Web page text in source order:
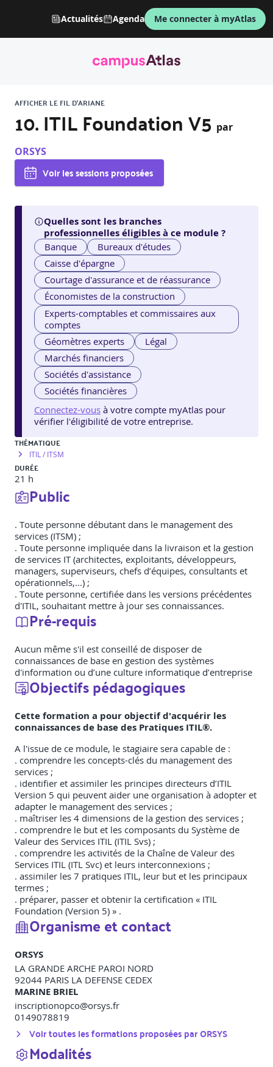
Actualités Agenda Me connecter à myAtlas
AFFICHER LE FIL D'ARIANE
10. ITIL Foundation V5 par
ORSYS
Voir les sessions proposées
Quelles sont les branches
professionnelles éligibles à ce module ?
Banque
Bureaux d'études
Caisse d'épargne
Courtage d'assurance et de réassurance
Économistes de la construction
Experts-comptables et commissaires aux
comptes
Géomètres experts
Légal
Marchés financiers
Sociétés d'assistance
Sociétés financières
Connectez-vous à votre compte myAtlas pour
vérifier l'éligibilité de votre entreprise.
THÉMATIQUE
ITIL / ITSM
DURÉE
21 h
Public
. Toute personne débutant dans le management des
services (ITSM) ;
. Toute personne impliquée dans la livraison et la gestion
de services IT (architectes, exploitants, développeurs,
managers, superviseurs, chefs d’équipes, consultants et
opérationnels,...) ;
. Toute personne, certifiée dans les versions précédentes
d'ITIL, souhaitant mettre à jour ses connaissances.
Pré-requis
Aucun même s'il est conseillé de disposer de
connaissances de base en gestion des systèmes
d'information ou d’une culture informatique d’entreprise
Objectifs pédagogiques
Cette formation a pour objectif d'acquérir les
connaissances de base des Pratiques ITIL®.
A l'issue de ce module, le stagiaire sera capable de :
. comprendre les concepts-clés du management des
services ;
. identifier et assimiler les principes directeurs d’ITIL
Version 5 qui peuvent aider une organisation à adopter et
adapter le management des services ;
. maîtriser les 4 dimensions de la gestion des services ;
. comprendre le but et les composants du Système de
Valeur des Services ITIL (ITIL Svs) ;
. comprendre les activités de la Chaîne de Valeur des
Services ITIL (ITL Svc) et leurs interconnexions ;
. assimiler les 7 pratiques ITIL, leur but et les principaux
termes ;
. préparer, passer et obtenir la certification « ITIL
Foundation (Version 5) » .
Organisme et contact
ORSYS
LA GRANDE ARCHE PAROI NORD
92044 PARIS LA DEFENSE CEDEX
MARINE BRIEL
inscriptionopco@orsys.fr
0149078819
Voir toutes les formations proposées parORSYS
Modalités